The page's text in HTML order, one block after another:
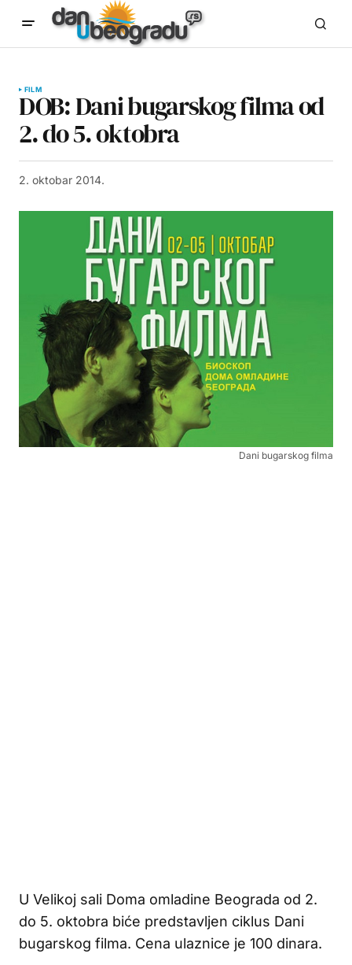
FILM
DOB: Dani bugarskog filma od
2. do 5. oktobra
2. oktobar 2014.
Dani bugarskog filma
U Velikoj sali Doma omladine Beograda od 2.
do 5. oktobra biće predstavljen ciklus Dani
bugarskog filma. Cena ulaznice je 100 dinara.